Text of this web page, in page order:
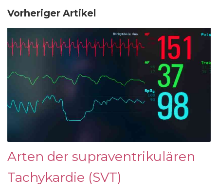
Vorheriger Artikel
Arten der supraventrikulären
Tachykardie (SVT)